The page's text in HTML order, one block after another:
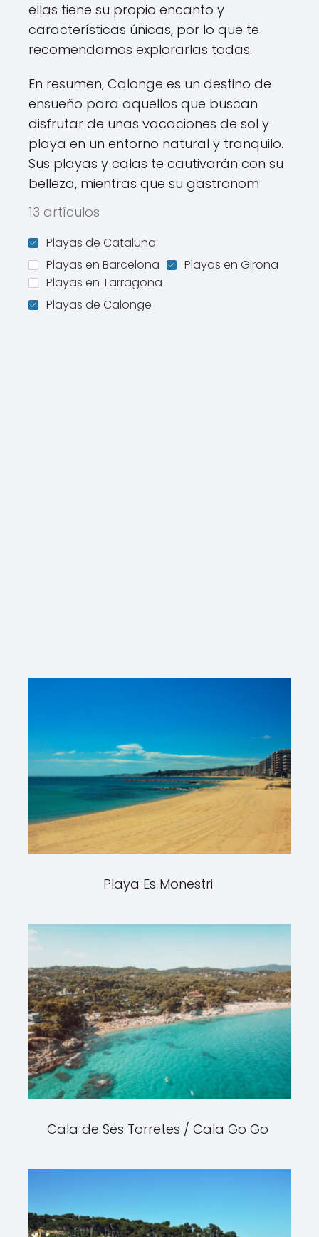
ellas tiene su propio encanto y
características únicas, por lo que te
recomendamos explorarlas todas.
En resumen, Calonge es un destino de
ensueño para aquellos que buscan
disfrutar de unas vacaciones de sol y
playa en un entorno natural y tranquilo.
Sus playas y calas te cautivarán con su
belleza, mientras que su gastronom
13 artículos
Playas de Cataluña
Playas en Barcelona
Playas en Girona
Playas en Tarragona
Playas de Calonge
Playa Es Monestri
Cala de Ses Torretes / Cala Go Go